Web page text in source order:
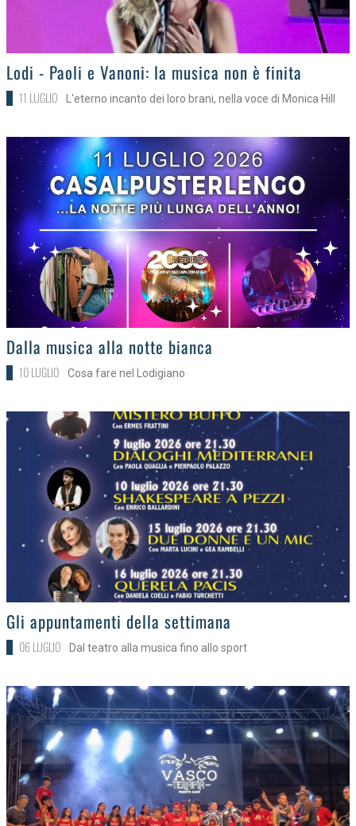
>Lodi - Paoli e Vanoni: la musica non è finita
11 LUGLIO L'eterno incanto dei loro brani, nella voce di Monica Hill
>
Dalla musica alla notte bianca
10 LUGLIO Cosa fare nel Lodigiano
>
Gli appuntamenti della settimana
06 LUGLIO Dal teatro alla musica fino allo sport